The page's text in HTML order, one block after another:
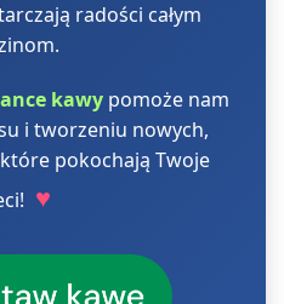
radości całym
kawypomoże nam
i tworzeniu nowych,
pokochają Twoje
♥